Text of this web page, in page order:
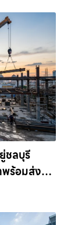
ชลบุรี
พร้อมส่งรถ